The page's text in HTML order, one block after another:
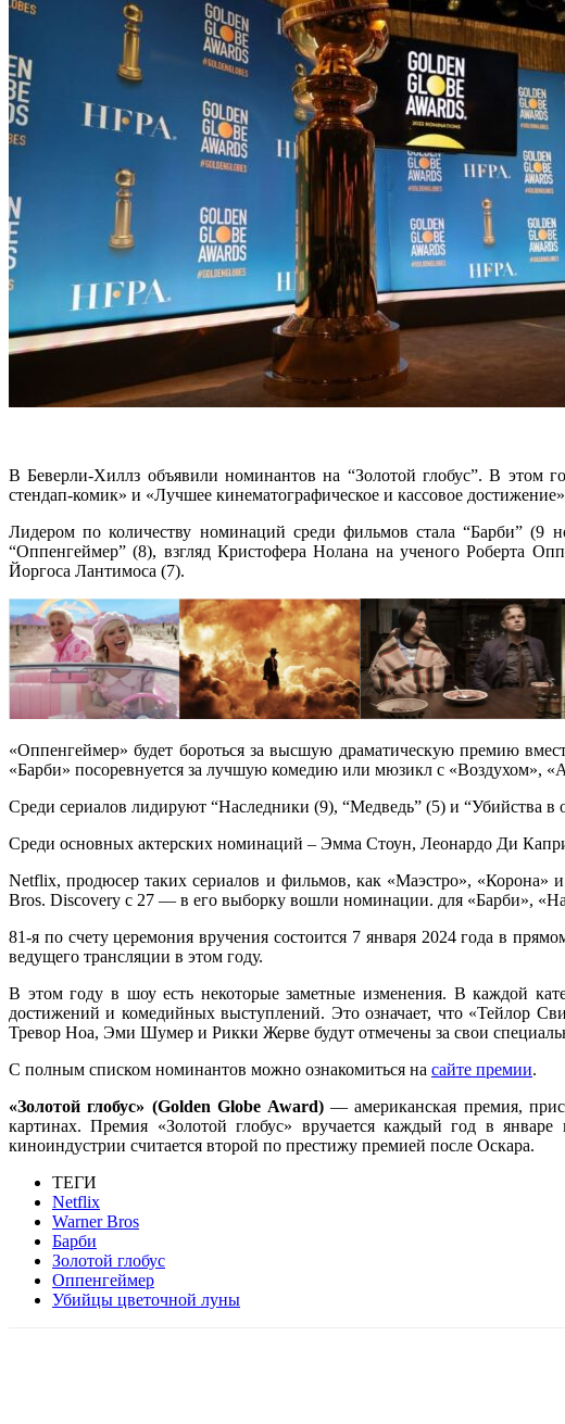
В Беверли-Хиллз объявили номинантов на “Золотой глобус”. В этом
стендап-комик» и «Лучшее кинематографическое и кассовое
Лидером по количеству номинаций среди фильмов стала “Барби” (9
“Оппенгеймер” (8), взгляд Кристофера Нолана на ученого Роберта
Йоргоса Лантимоса (7).
«Оппенгеймер» будет бороться за высшую драматическую премию
«Барби» посоревнуется за лучшую комедию или мюзикл с «Воздухом»,
Среди сериалов лидируют “Наследники (9), “Медведь” (5) и “Убийства в
Среди основных актерских номинаций – Эмма Стоун, Леонардо Ди
Netflix, продюсер таких сериалов и фильмов, как «Маэстро»,
Bros. Discovery с 27 — в его выборку вошли номинации. для «Барби»,
81-я по счету церемония вручения состоится 7 января 2024 года в
ведущего трансляции в этом году.
В этом году в шоу есть некоторые заметные изменения. В каждой
достижений и комедийных выступлений. Это означает, что «Тейлор
Тревор Ноа, Эми Шумер и Рикки Жерве будут отмечены за свои
С полным списком номинантов можно ознакомиться на сайте премии.
«Золотой глобус» (Golden Globe Award)— американская премия,
картинах. Премия «Золотой глобус» вручается каждый год в
киноиндустрии считается второй по престижу премией после Оскара.
ТЕГИ
Netflix
Warner Bros
Барби
Золотой глобус
Оппенгеймер
Убийцы цветочной луны